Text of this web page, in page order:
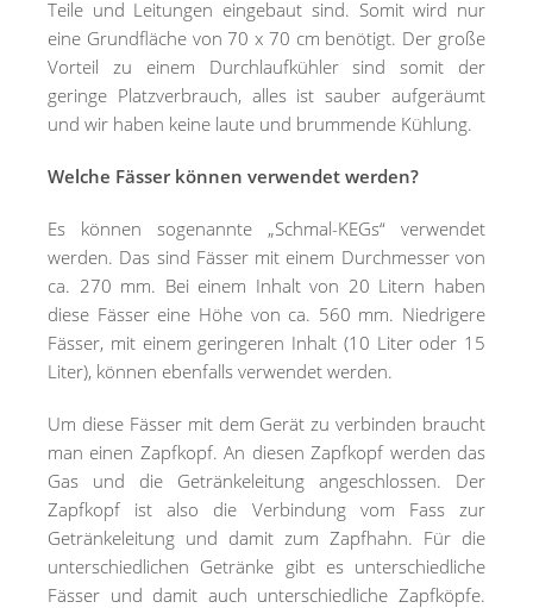
Teile und Leitungen eingebaut sind. Somit wird nur
eine Grundfläche von 70 x 70 cm benötigt. Der große
Vorteil zu einem Durchlaufkühler sind somit der
geringe Platzverbrauch, alles ist sauber aufgeräumt
und wir haben keine laute und brummende Kühlung.
Welche Fässer können verwendet werden?
Es können sogenannte „Schmal-KEGs“ verwendet
werden. Das sind Fässer mit einem Durchmesser von
ca. 270 mm. Bei einem Inhalt von 20 Litern haben
diese Fässer eine Höhe von ca. 560 mm. Niedrigere
Fässer, mit einem geringeren Inhalt (10 Liter oder 15
Liter), können ebenfalls verwendet werden.
Um diese Fässer mit dem Gerät zu verbinden braucht
man einen Zapfkopf. An diesen Zapfkopf werden das
Gas und die Getränkeleitung angeschlossen. Der
Zapfkopf ist also die Verbindung vom Fass zur
Getränkeleitung und damit zum Zapfhahn. Für die
unterschiedlichen Getränke gibt es unterschiedliche
Fässer und damit auch unterschiedliche Zapfköpfe.